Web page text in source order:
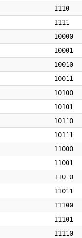
1110
1111
10000
10001
10010
10011
10100
10101
10110
10111
11000
11001
11010
11011
11100
11101
11110